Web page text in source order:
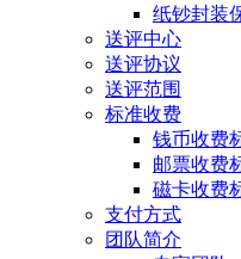
纸钞封装
送评中心
送评协议
送评范围
标准收费
钱币收费
邮票收费
磁卡收费
支付方式
团队简介